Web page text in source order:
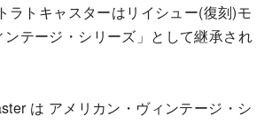
ラトキャスターはリイシュー(復刻)モ
ンテージ・シリーズ」として継承され
は アメリカン・ヴィンテージ・シ